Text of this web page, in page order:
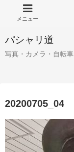
パシャリ道
写真・カメラ・自転
20200705_04